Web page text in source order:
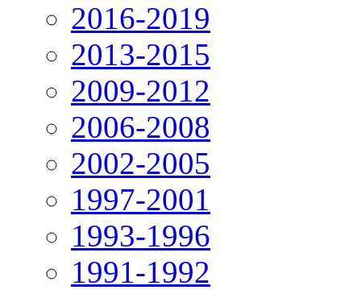
2016-2019
2013-2015
2009-2012
2006-2008
2002-2005
1997-2001
1993-1996
1991-1992